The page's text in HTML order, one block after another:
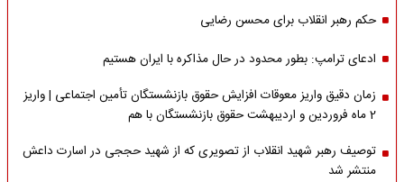
حکم رهبر انقلاب برای محسن رضایی
ادعای ترامپ: بطور محدود در حال مذاکره با ایران هستیم
زمان دقیق واریز معوقات افزایش حقوق بازنشستگان تأمین اجتماعی | واریز
2 ماه فروردین و اردیبهشت حقوق بازنشستگان با هم
توصیف رهبر شهید انقلاب از تصویری که از شهید حججی در اسارت داعش
منتشر شد